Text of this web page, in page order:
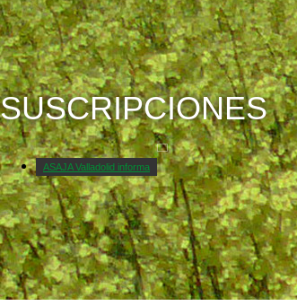
SUSCRIPCIONES
ASAJA Valladolid informa
Nuestra organización
Oficinas